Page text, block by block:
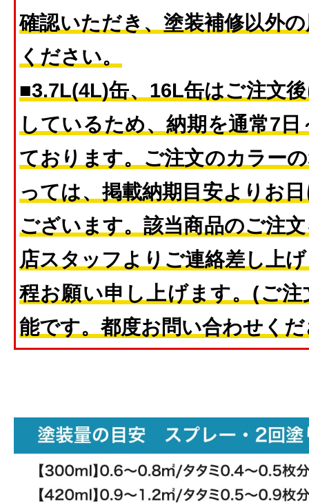
確認いただき、塗装補修以外
ください。
■3.7L(4L)缶、16L缶はご注文
しているため、納期を通常7
ております。ご注文のカラー
っては、掲載納期目安よりお
ございます。該当商品のご注
店スタッフよりご連絡差し上
程お願い申し上げます。(ご
能です。都度お問い合わせく